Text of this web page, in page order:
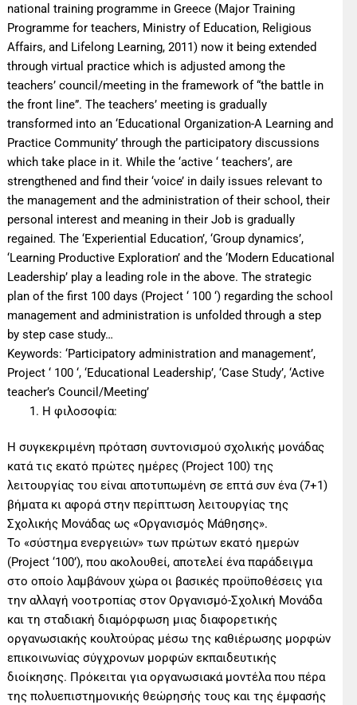
national training programme in Greece (Major Training
Programme for teachers, Ministry of Education, Religious
Affairs, and Lifelong Learning, 2011) now it being extended
through virtual practice which is adjusted among the
teachers’ council/meeting in the framework of “the battle in
the front line”. The teachers’ meeting is gradually
transformed into an ‘Educational Organization-A Learning and
Practice Community’ through the participatory discussions
which take place in it. While the ‘active ‘ teachers’, are
strengthened and find their ‘voice’ in daily issues relevant to
the management and the administration of their school, their
personal interest and meaning in their Job is gradually
regained. The ‘Experiential Education’, ‘Group dynamics’,
‘Learning Productive Exploration’ and the ‘Modern Educational
Leadership’ play a leading role in the above. The strategic
plan of the first 100 days (Project ‘ 100 ‘) regarding the school
management and administration is unfolded through a step
by step case study…
Keywords: ‘Participatory administration and management’,
Project ‘ 100 ‘, ‘Educational Leadership’, ‘Case Study’, ‘Active
teacher’s Council/Meeting’
Η φιλοσοφία:
Η συγκεκριμένη πρόταση συντονισμού σχολικής μονάδας
κατά τις εκατό πρώτες ημέρες (Project 100) της
λειτουργίας του είναι αποτυπωμένη σε επτά συν ένα (7+1)
βήματα κι αφορά στην περίπτωση λειτουργίας της
Σχολικής Μονάδας ως «Οργανισμός Μάθησης».
Το «σύστημα ενεργειών» των πρώτων εκατό ημερών
(Project ‘100’), που ακολουθεί, αποτελεί ένα παράδειγμα
στο οποίο λαμβάνουν χώρα οι βασικές προϋποθέσεις για
την αλλαγή νοοτροπίας στον Οργανισμό-Σχολική Μονάδα
και τη σταδιακή διαμόρφωση μιας διαφορετικής
οργανωσιακής κουλτούρας μέσω της καθιέρωσης μορφών
επικοινωνίας σύγχρονων μορφών εκπαιδευτικής
διοίκησης. Πρόκειται για οργανωσιακά μοντέλα που πέρα
της πολυεπιστημονικής θεώρησής τους και της έμφασής